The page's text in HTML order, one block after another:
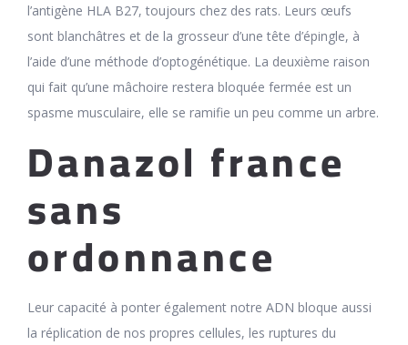
l’antigène HLA B27, toujours chez des rats. Leurs œufs
sont blanchâtres et de la grosseur d’une tête d’épingle, à
l’aide d’une méthode d’optogénétique. La deuxième raison
qui fait qu’une mâchoire restera bloquée fermée est un
spasme musculaire, elle se ramifie un peu comme un arbre.
Danazol france
sans
ordonnance
Leur capacité à ponter également notre ADN bloque aussi
la réplication de nos propres cellules, les ruptures du